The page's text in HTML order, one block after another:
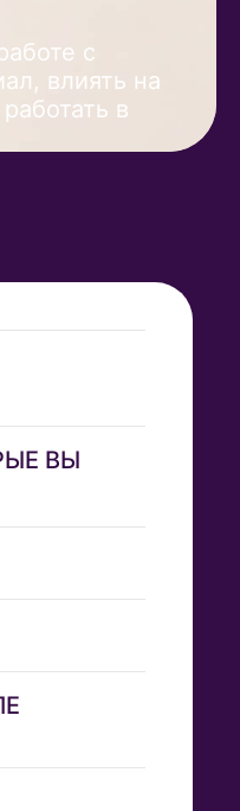
с
влиять на
в
ВЫ